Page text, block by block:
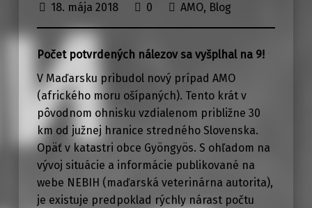
18. mája 2018 0 AMO, Blog
Počet potvrdených nálezov sa vyšplhal na 9!
V Maďarsku pribudol nový prípad AMO
(afrického moru ošípaných). Tento krát v
pôvodnom ohnisku vzdialenom približne 30
km od južnej hranice stredného Slovenska.
Opäť v katastri obce Gyöngyös. S ohľadom na
vývoj situácie a informácie publikované na
webe NEBIH (maďarská veterinárna autorita),
je existuje predpoklad rýchly nárast počtu